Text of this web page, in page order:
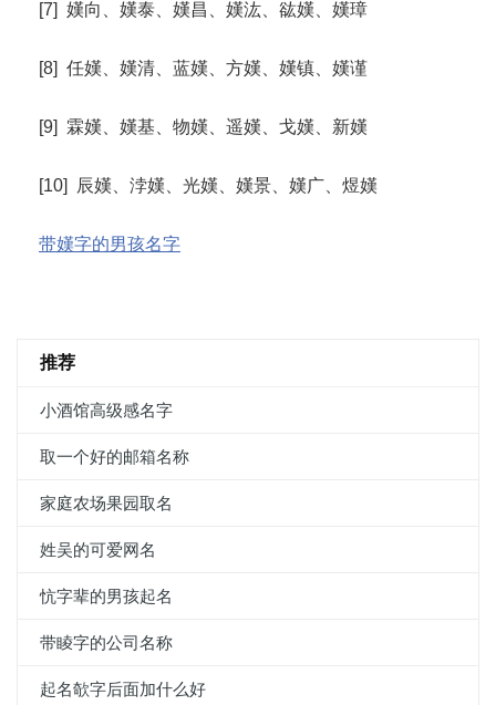
[7] 嫨向、嫨泰、嫨昌、嫨汯、谹嫨、嫨璋
[8] 任嫨、嫨清、蓝嫨、方嫨、嫨镇、嫨谨
[9] 霖嫨、嫨基、物嫨、遥嫨、戈嫨、新嫨
[10] 辰嫨、浡嫨、光嫨、嫨景、嫨广、煜嫨
带嫨字的男孩名字
推荐
小酒馆高级感名字
取一个好的邮箱名称
家庭农场果园取名
姓吴的可爱网名
忼字辈的男孩起名
带睖字的公司名称
起名欹字后面加什么好